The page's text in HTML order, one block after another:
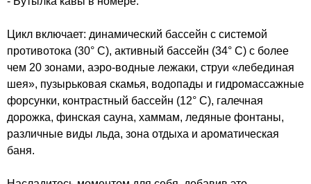
Цикл включает: динамический бассейн с системой
противотока (30° C), активный бассейн (34° C) с более
чем 20 зонами, аэро-водные лежаки, струи «лебединая
шея», пузырьковая скамья, водопады и гидромассажные
форсунки, контрастный бассейн (12° C), галечная
дорожка, финская сауна, хаммам, ледяные фонтаны,
различные виды льда, зона отдыха и ароматическая
баня.